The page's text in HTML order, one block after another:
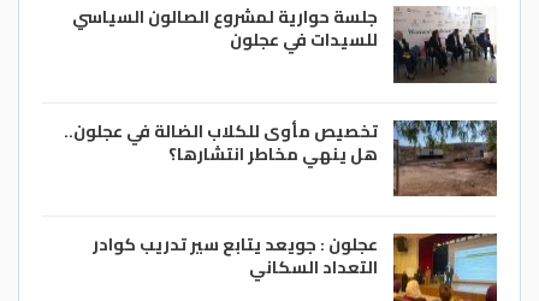
جلسة حوارية لمشروع الصالون السياسي
للسيدات في عجلون
تخصيص مأوى للكلاب الضالة في عجلون..
هل ينهي مخاطر انتشارها؟
عجلون : جويعد يتابع سير تدريب كوادر
التعداد السكاني